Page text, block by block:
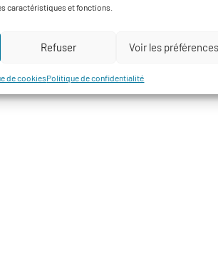
caractéristiques et fonctions.
Refuser Voir les préférences
de cookiesPolitique de confidentialité